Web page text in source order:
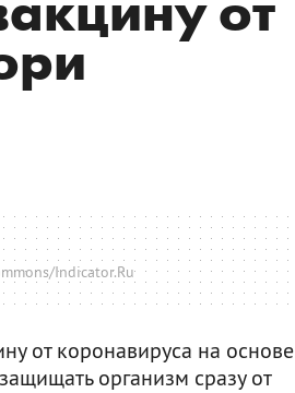
от
Indicator.Ru
от коронавируса на основе
организм сразу от